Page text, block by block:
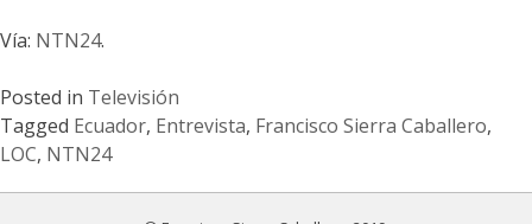
Vía: NTN24.
Posted in Televisión
Tagged Ecuador, Entrevista, Francisco Sierra Caballero,
LOC, NTN24